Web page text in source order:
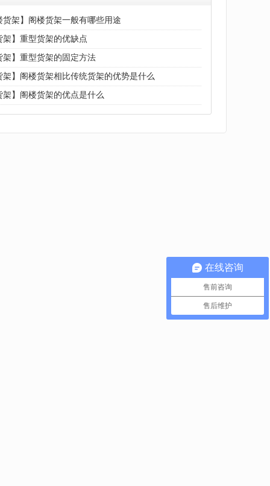
货架】阁楼货架一般有哪些用途
架】重型货架的优缺点
架】重型货架的固定方法
架】阁楼货架相比传统货架的优势是什么
架】阁楼货架的优点是什么
在线咨询
售前咨询
售后维护